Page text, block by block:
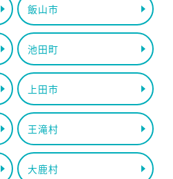
飯山市
池田町
上田市
王滝村
大鹿村